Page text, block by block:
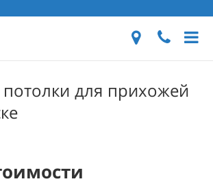
для прихожей